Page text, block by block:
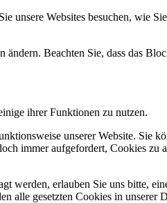
unsere Websites besuchen, wie
Beachten Sie, dass das
ihrer Funktionen zu nutzen.
unserer Website. Sie
immer aufgefordert, Cookies zu
werden, erlauben Sie uns bitte,
alle gesetzten Cookies in unserer